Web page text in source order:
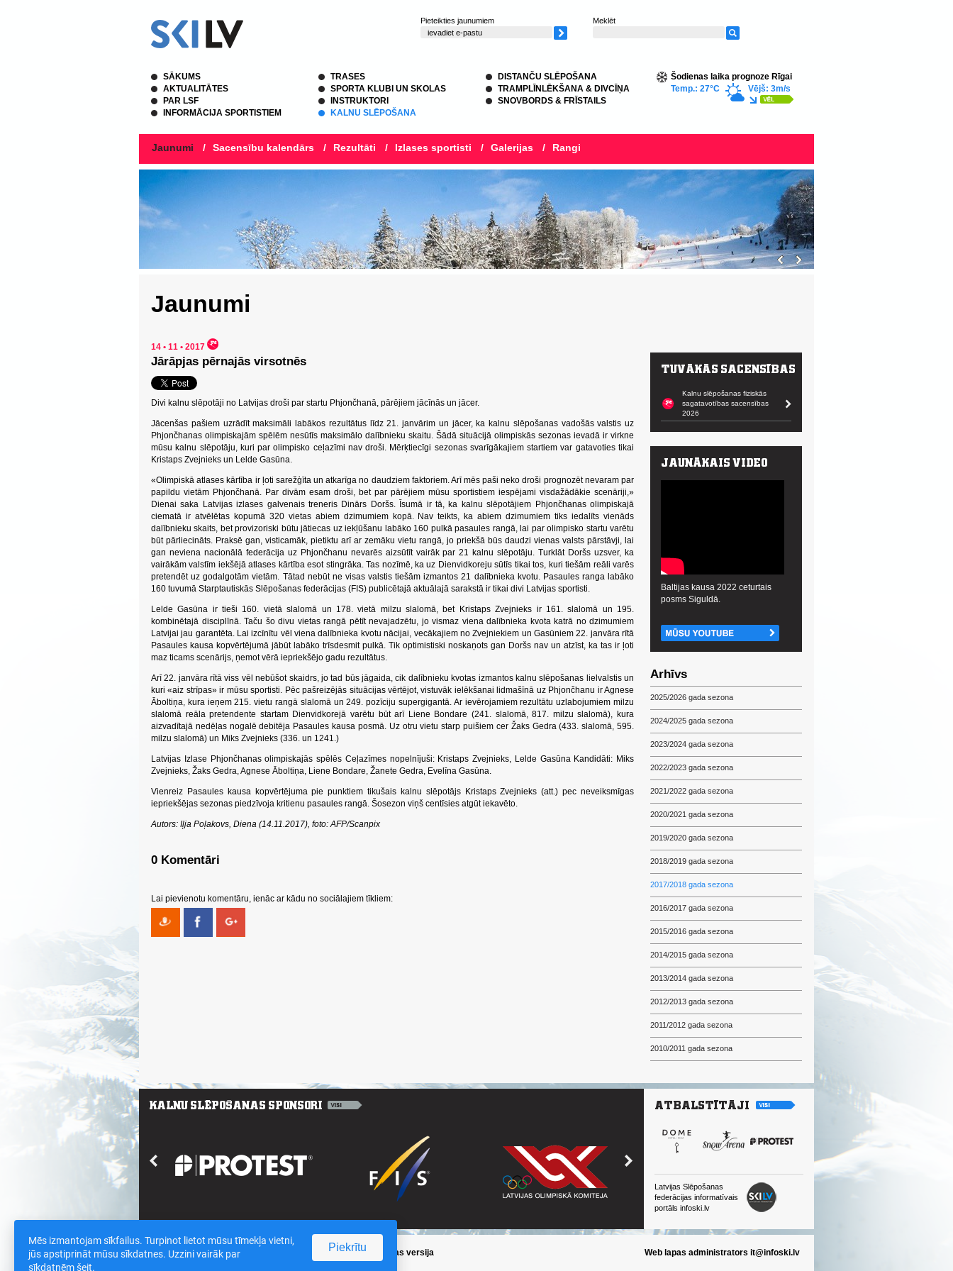
Pieteikties jaunumiem Meklēt
SĀKUMS
AKTUALITĀTES
PAR LSF
INFORMĀCIJA SPORTISTIEM
TRASES
SPORTA KLUBI UN SKOLAS
INSTRUKTORI
KALNU SLĒPOŠANA
DISTANČU SLĒPOŠANA
TRAMPLĪNLĒKŠANA & DIVCĪŅA
SNOVBORDS & FRĪSTAILS
Šodienas laika prognoze Rīgai
Temp.: 27°C
Vējš: 3m/s
Jaunumi / Sacensību kalendārs / Rezultāti / Izlases sportisti / Galerijas / Rangi
Jaunumi
14 • 11 • 2017
Jārāpjas pērnajās virsotnēs
Divi kalnu slēpotāji no Latvijas droši par startu Phjončhanā, pārējiem jācīnās un jācer.
Jācenšas pašiem uzrādīt maksimāli labākos rezultātus līdz 21. janvārim un jācer, ka kalnu slēpošanas vadošās valstis uz
Phjončhanas olimpiskajām spēlēm nesūtīs maksimālo dalībnieku skaitu. Šādā situācijā olimpiskās sezonas ievadā ir virkne
mūsu kalnu slēpotāju, kuri par olimpisko ceļazīmi nav droši. Mērķtiecīgi sezonas svarīgākajiem startiem var gatavoties tikai
Kristaps Zvejnieks un Lelde Gasūna.
«Olimpiskā atlases kārtība ir ļoti sarežģīta un atkarīga no daudziem faktoriem. Arī mēs paši neko droši prognozēt nevaram par
papildu vietām Phjončhanā. Par divām esam droši, bet par pārējiem mūsu sportistiem iespējami visdažādākie scenāriji,»
Dienai saka Latvijas izlases galvenais treneris Dinārs Doršs. Īsumā ir tā, ka kalnu slēpotājiem Phjončhanas olimpiskajā
ciematā ir atvēlētas kopumā 320 vietas abiem dzimumiem kopā. Nav teikts, ka abiem dzimumiem tiks iedalīts vienāds
dalībnieku skaits, bet provizoriski būtu jātiecas uz iekļūšanu labāko 160 pulkā pasaules rangā, lai par olimpisko startu varētu
būt pārliecināts. Praksē gan, visticamāk, pietiktu arī ar zemāku vietu rangā, jo priekšā būs daudzi vienas valsts pārstāvji, lai
gan neviena nacionālā federācija uz Phjončhanu nevarēs aizsūtīt vairāk par 21 kalnu slēpotāju. Turklāt Doršs uzsver, ka
vairākām valstīm iekšējā atlases kārtība esot stingrāka. Tas nozīmē, ka uz Dienvidkoreju sūtīs tikai tos, kuri tiešām reāli varēs
pretendēt uz godalgotām vietām. Tātad nebūt ne visas valstis tiešām izmantos 21 dalībnieka kvotu. Pasaules ranga labāko
160 tuvumā Starptautiskās Slēpošanas federācijas (FIS) publicētajā aktuālajā sarakstā ir tikai divi Latvijas sportisti.
Lelde Gasūna ir tieši 160. vietā slalomā un 178. vietā milzu slalomā, bet Kristaps Zvejnieks ir 161. slalomā un 195.
kombinētajā disciplīnā. Taču šo divu vietas rangā pētīt nevajadzētu, jo vismaz viena dalībnieka kvota katrā no dzimumiem
Latvijai jau garantēta. Lai izcīnītu vēl viena dalībnieka kvotu nācijai, vecākajiem no Zvejniekiem un Gasūniem 22. janvāra rītā
Pasaules kausa kopvērtējumā jābūt labāko trīsdesmit pulkā. Tik optimistiski noskaņots gan Doršs nav un atzīst, ka tas ir ļoti
maz ticams scenārijs, ņemot vērā iepriekšējo gadu rezultātus.
Arī 22. janvāra rītā viss vēl nebūšot skaidrs, jo tad būs jāgaida, cik dalībnieku kvotas izmantos kalnu slēpošanas lielvalstis un
kuri «aiz strīpas» ir mūsu sportisti. Pēc pašreizējās situācijas vērtējot, vistuvāk ielēkšanai lidmašīnā uz Phjončhanu ir Agnese
Āboltiņa, kura ieņem 215. vietu rangā slalomā un 249. pozīciju supergigantā. Ar ievērojamiem rezultātu uzlabojumiem milzu
slalomā reāla pretendente startam Dienvidkorejā varētu būt arī Liene Bondare (241. slalomā, 817. milzu slalomā), kura
aizvadītajā nedēļas nogalē debitēja Pasaules kausa posmā. Uz otru vietu starp puišiem cer Žaks Gedra (433. slalomā, 595.
milzu slalomā) un Miks Zvejnieks (336. un 1241.)
Latvijas Izlase Phjončhanas olimpiskajās spēlēs Ceļazīmes nopelnījuši: Kristaps Zvejnieks, Lelde Gasūna Kandidāti: Miks
Zvejnieks, Žaks Gedra, Agnese Āboltiņa, Liene Bondare, Žanete Gedra, Evelīna Gasūna.
Vienreiz Pasaules kausa kopvērtējuma pie punktiem tikušais kalnu slēpotājs Kristaps Zvejnieks (att.) pec neveiksmīgas
iepriekšējas sezonas piedzīvoja kritienu pasaules rangā. Šosezon viņš centīsies atgūt iekavēto.
Autors: Iļja Poļakovs, Diena (14.11.2017), foto: AFP/Scanpix
0 Komentāri
Lai pievienotu komentāru, ienāc ar kādu no sociālajiem tīkliem:
Kalnu slēpošanas fiziskās
sagatavotības sacensības
2026
Baltijas kausa 2022 ceturtais
posms Siguldā.
Arhīvs
2025/2026 gada sezona
2024/2025 gada sezona
2023/2024 gada sezona
2022/2023 gada sezona
2021/2022 gada sezona
2020/2021 gada sezona
2019/2020 gada sezona
2018/2019 gada sezona
2017/2018 gada sezona
2016/2017 gada sezona
2015/2016 gada sezona
2014/2015 gada sezona
2013/2014 gada sezona
2012/2013 gada sezona
2011/2012 gada sezona
2010/2011 gada sezona
Latvijas Slēpošanas
federācijas informatīvais
portāls infoski.lv
Saites / Sīkdatnes un datu drošības politika / Iepriekšējā lapas versija Web lapas administrators it@infoski.lv
Mēs izmantojam sīkfailus. Turpinot lietot mūsu tīmekļa vietni,
jūs apstiprināt mūsu sīkdatnes. Uzzini vairāk par
sīkdatnēmšeit.
Piekrītu